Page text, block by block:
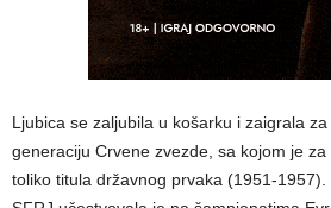
Ljubica se zaljubila u košarku i zaigrala
generaciju Crvene zvezde, sa kojom je
toliko titula državnog prvaka (1951-